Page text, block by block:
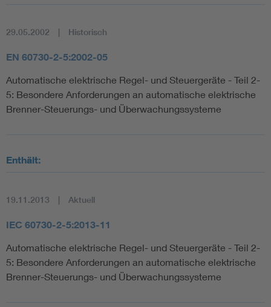
29.05.2002 Historisch
EN 60730-2-5:2002-05
Automatische elektrische Regel- und Steuergeräte - Teil 2-
5: Besondere Anforderungen an automatische elektrische
Brenner-Steuerungs- und Überwachungssysteme
Enthält:
19.11.2013 Aktuell
IEC 60730-2-5:2013-11
Automatische elektrische Regel- und Steuergeräte - Teil 2-
5: Besondere Anforderungen an automatische elektrische
Brenner-Steuerungs- und Überwachungssysteme